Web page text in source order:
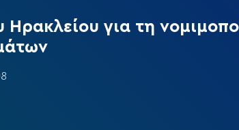
για τη